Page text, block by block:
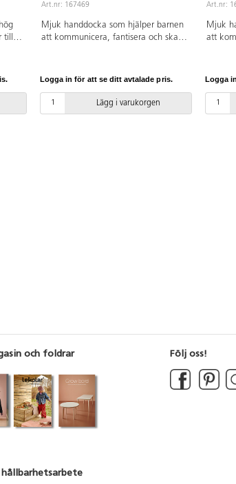
Art.nr: 167469
Mjuk handdocka som hjälper barnen
att kommunicera, fantisera och skapa
Logga in för att se ditt avtalade pris.
Lägg i varukorgen
Art.nr:
Mjuk
att
Logga
och foldrar
hållbarhetsarbete
Följ oss!